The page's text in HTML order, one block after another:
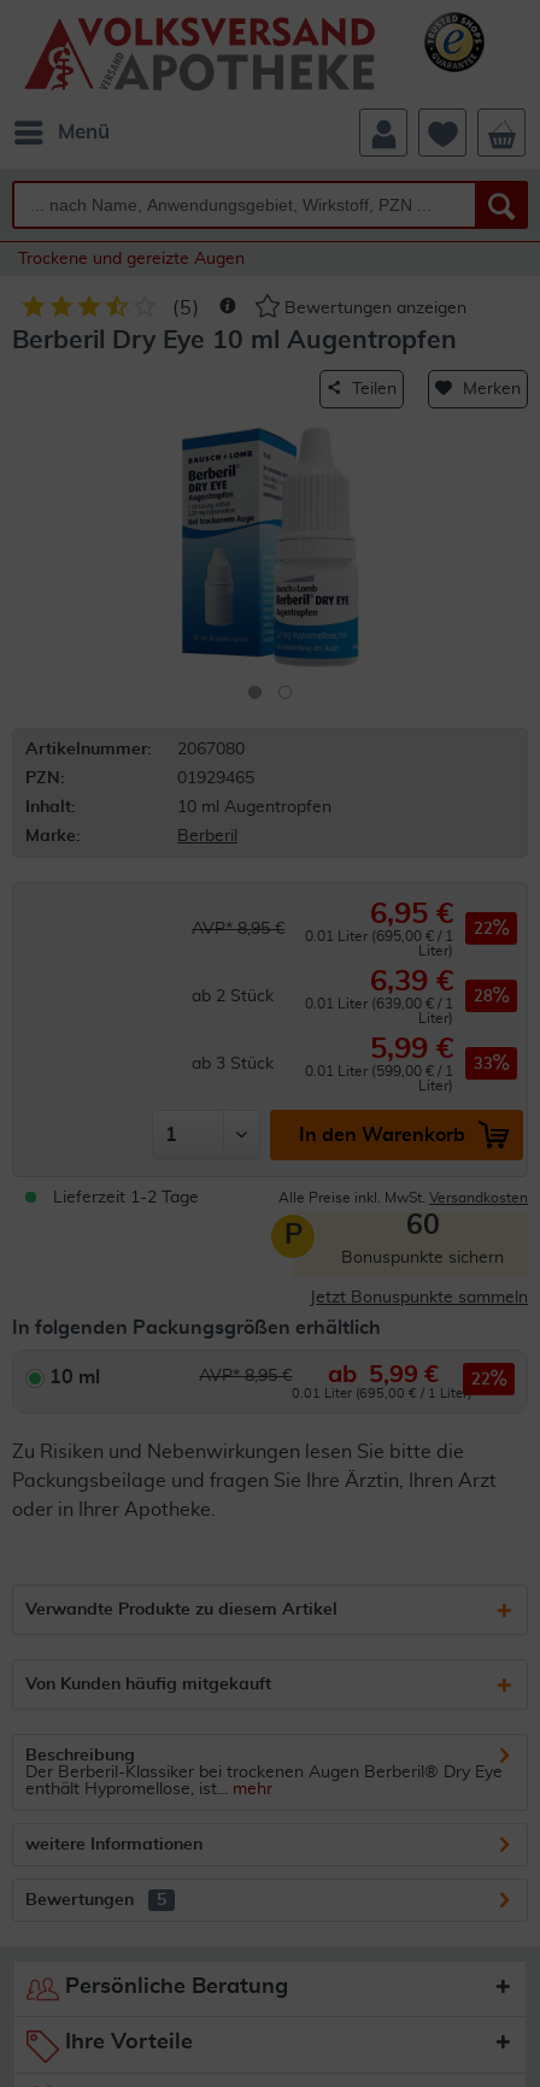
Menü
Trockene und gereizte Augen
(5) Bewertungen anzeigen
Berberil Dry Eye 10 ml Augentropfen
Teilen Merken
Artikelnummer:
2067080
PZN:
01929465
Inhalt:
10 ml Augentropfen
Marke:
Berberil
AVP* 8,95 € 6,95 €
0.01 Liter (695,00 € / 1
Liter)
22
ab 2 Stück 6,39 €
0.01 Liter (639,00 € / 1
Liter)
28
ab 3 Stück 5,99 €
0.01 Liter (599,00 € / 1
Liter)
33
In den Warenkorb
Lieferzeit 1-2 Tage Alle Preise inkl. MwSt. Versandkosten
P 60
Bonuspunkte sichern
Jetzt Bonuspunkte sammeln
In folgenden Packungsgrößen erhältlich
10 ml AVP* 8,95 € ab 5,99 €
0.01 Liter (695,00 € / 1 Liter)
22
Zu Risiken und Nebenwirkungen lesen Sie bitte die
Packungsbeilage und fragen Sie Ihre Ärztin, Ihren Arzt
oder in Ihrer Apotheke.
Verwandte Produkte zu diesem Artikel
Von Kunden häufig mitgekauft
Beschreibung
Der Berberil-Klassiker bei trockenen Augen Berberil® Dry Eye
enthält Hypromellose, ist... mehr
weitere Informationen
Bewertungen 5
Persönliche Beratung
Ihre Vorteile